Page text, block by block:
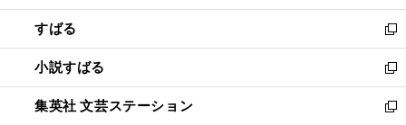
開
く
ウ
で
開
く
ン
ド
ウ
で
開
く
すばる
新
し
い
ウ
ィ
小説すばる
新
し
い
集英社 文芸ステーション
新